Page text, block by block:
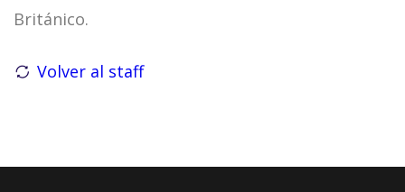
Británico.
Volver al staff